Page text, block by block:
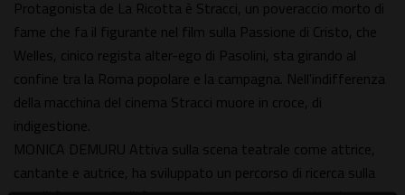
Protagonista de La Ricotta è Stracci, un poveraccio morto di
fame che fa il figurante nel film sulla Passione di Cristo, che
Welles, cinico regista alter-ego di Pasolini, sta girando al
confine tra la Roma popolare e la campagna. Nell'indifferenza
della macchina del cinema Stracci muore in croce, di
indigestione.
MONICA DEMURU Attiva sulla scena teatrale come attrice,
cantante e autrice, ha sviluppato un percorso di ricerca sulla